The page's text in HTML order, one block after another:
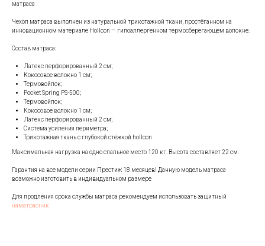
матраса
Чехол матраса выполнен из натуральной трикотажной ткани, простёганном на
инновационном материале Hollcon — гипоаллергенном термосберегающем волокне.
Состав матраса:
Латекс перфорированный 2 см;
Кокосовое волокно 1 см;
Термовойлок;
Pocket Spring PS-500;
Термовойлок;
Кокосовое волокно 1 см;
Латекс перфорированный 2 см;
Система усиления периметра;
Трикотажная ткань с глубокой стёжкой hollcon
Максимальная нагрузка на одно спальное место 120 кг. Высота составляет 22 см.
Гарантия на все модели серии Престиж 18 месяцев! Данную модель матраса
возможно изготовить в индивидуальном размере
Для продления срока службы матраса рекомендуем использовать защитный
наматрасник